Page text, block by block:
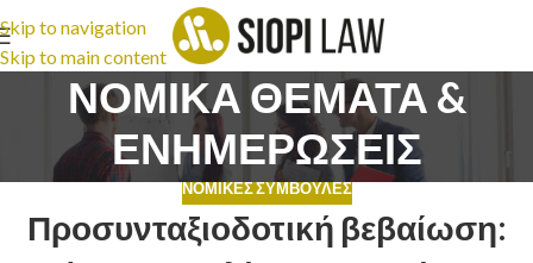
Skip to navigation
Skip to main content
ΝΟΜΙΚΑ ΘΕΜΑΤΑ &
ΕΝΗΜΕΡΩΣΕΙΣ
ΝΟΜΙΚΈΣ ΣΥΜΒΟΥΛΈΣ
Προσυνταξιοδοτική βεβαίωση: